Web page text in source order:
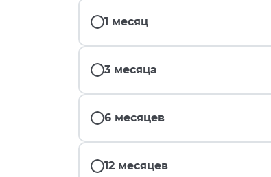
1 месяц
3 месяца
6 месяцев
12 месяцев